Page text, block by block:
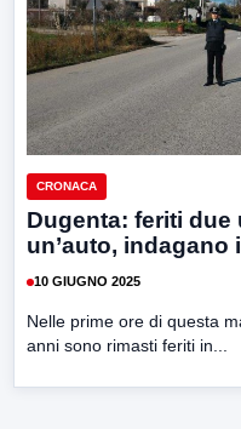
CRONACA
Dugenta: feriti
un’auto, indagano
10 GIUGNO 2025
Nelle prime ore di questa
anni sono rimasti feriti in...